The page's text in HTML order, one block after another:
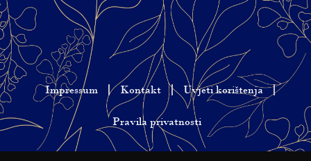
Impressum Kontakt Uvjeti korištenja
Pravila privatnosti